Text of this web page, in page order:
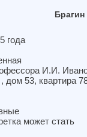
года
И.И.
дом 53, квартира
может стать